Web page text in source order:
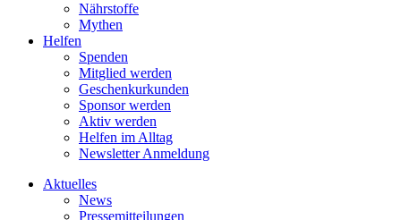
Nährstoffe
Mythen
Helfen
Spenden
Mitglied werden
Geschenkurkunden
Sponsor werden
Aktiv werden
Helfen im Alltag
Newsletter Anmeldung
Aktuelles
News
Pressemitteilungen